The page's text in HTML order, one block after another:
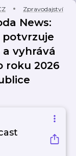
Zpravodajství
News:
potvrzuje
vyhrává
roku 2026